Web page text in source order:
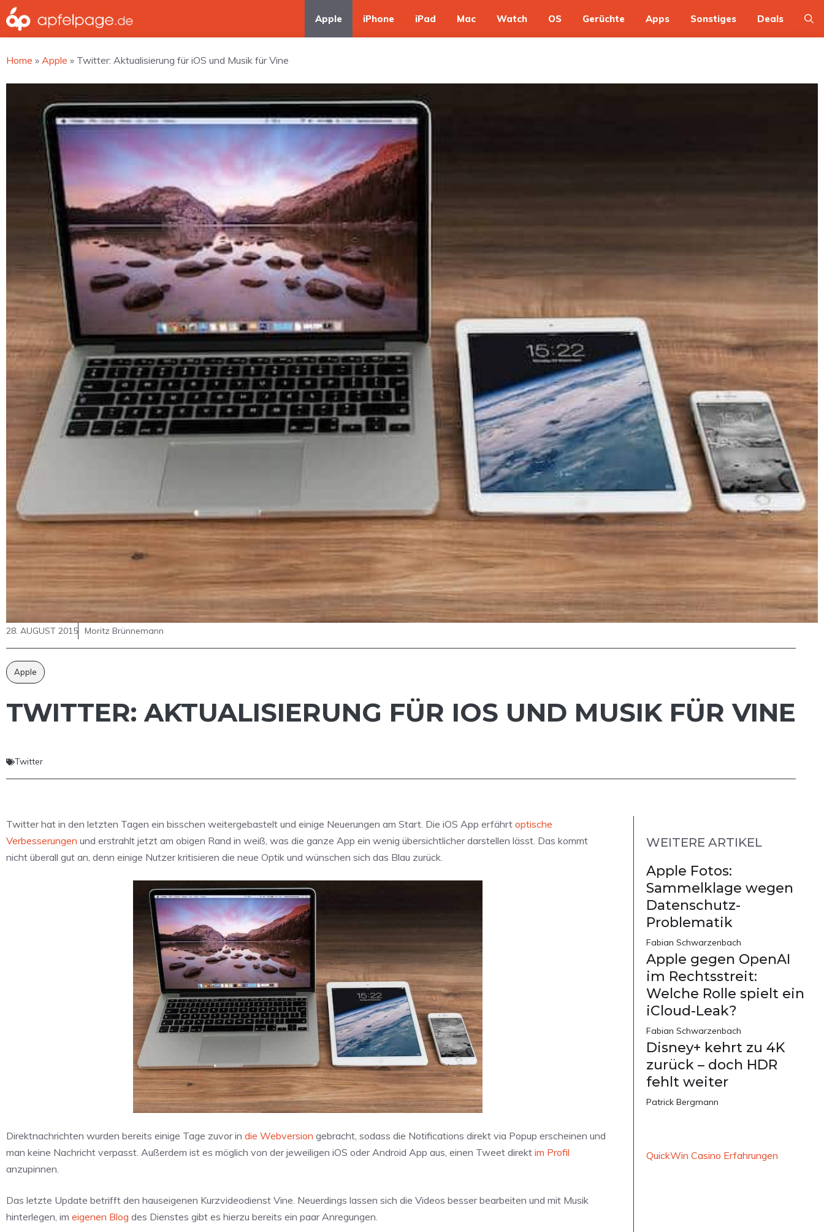
Zum
Inhalt
springen
Apple iPhone iPad Mac Watch OS Gerüchte Apps Sonstiges Deals
Home » Apple » Twitter: Aktualisierung für iOS und Musik für Vine
28. AUGUST 2015 Moritz Brünnemann
Apple
TWITTER: AKTUALISIERUNG FÜR IOS UND MUSIK FÜR VINE
Twitter
Twitter hat in den letzten Tagen ein bisschen weitergebastelt und einige Neuerungen am Start. Die iOS App erfährt optische
Verbesserungen und erstrahlt jetzt am obigen Rand in weiß, was die ganze App ein wenig übersichtlicher darstellen lässt. Das kommt
nicht überall gut an, denn einige Nutzer kritisieren die neue Optik und wünschen sich das Blau zurück.
Direktnachrichten wurden bereits einige Tage zuvor in die Webversion gebracht, sodass die Notifications direkt via Popup erscheinen und
man keine Nachricht verpasst. Außerdem ist es möglich von der jeweiligen iOS oder Android App aus, einen Tweet direkt im Profil
anzupinnen.
Das letzte Update betrifft den hauseigenen Kurzvideodienst Vine. Neuerdings lassen sich die Videos besser bearbeiten und mit Musik
hinterlegen, im eigenen Blog des Dienstes gibt es hierzu bereits ein paar Anregungen.
WEITERE ARTIKEL
Apple Fotos:
Sammelklage wegen
Datenschutz-
Problematik
Fabian Schwarzenbach
Apple gegen OpenAI
im Rechtsstreit:
Welche Rolle spielt ein
iCloud-Leak?
Fabian Schwarzenbach
Disney+ kehrt zu 4K
zurück – doch HDR
fehlt weiter
Patrick Bergmann
QuickWin Casino Erfahrungen